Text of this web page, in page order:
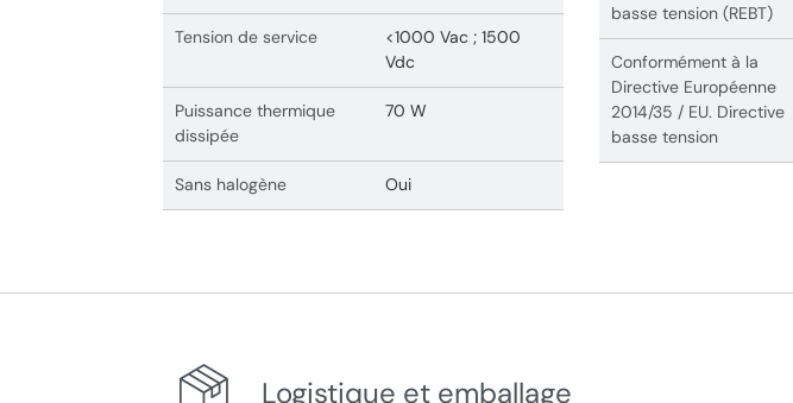
Tension de service
<1000 Vac ; 1500
Vdc
Puissance thermique
dissipée
70 W
Sans halogène Oui
basse tension (REBT)
Conformément à la
Directive Européenne
2014/35 / EU. Directive
basse tension
Logistique et emballage